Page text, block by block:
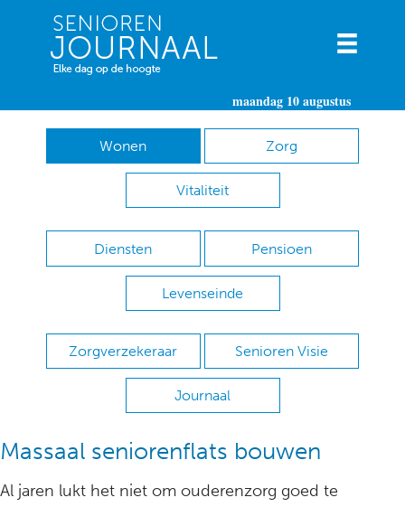
maandag 10 augustus
Wonen Zorg
Vitaliteit
Diensten Pensioen
Levenseinde
Zorgverzekeraar Senioren Visie
Journaal
Massaal seniorenflats bouwen
Al jaren lukt het niet om ouderenzorg goed te